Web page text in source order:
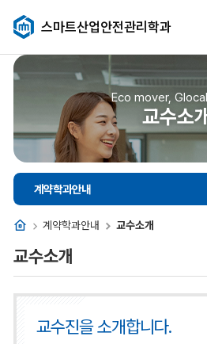
스마트산업안전관리학과
Eco mover,
교수소개
홈 계약학과안내 교수소개
계약학과안내
교수소개
교수진을 소개합니다.